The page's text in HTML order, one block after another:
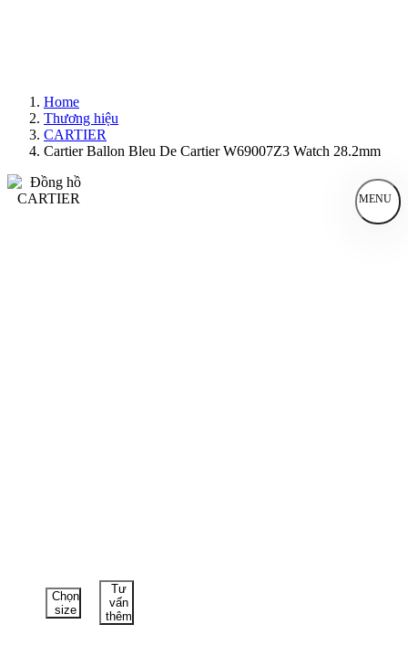
Home
Thương hiệu
CARTIER
Cartier Ballon Bleu De Cartier W69007Z3 Watch 28.2mm
MENU
Chọn
size
Tư
vấn
thêm